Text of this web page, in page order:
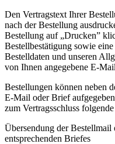
Den Vertragstext Ihrer
nach der Bestellung
Bestellung auf „Drucken”
Bestellbestätigung sowie
Bestelldaten und unseren
von Ihnen angegebene E-
Bestellungen können neben
E-Mail oder Brief
zum Vertragsschluss
Übersendung der Bestellmail
entsprechenden Briefes